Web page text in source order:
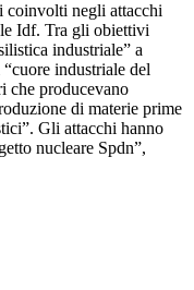
coinvolti negli attacchi
Idf. Tra gli obiettivi
industriale” a
industriale del
che producevano
di materie prime
Gli attacchi hanno
nucleare Spdn”,